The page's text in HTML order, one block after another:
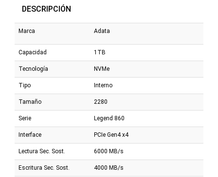
DESCRIPCIÓN
Marca Adata
Capacidad 1TB
Tecnología NVMe
Tipo Interno
Tamaño 2280
Serie Legend 860
Interface PCIe Gen4 x4
Lectura Sec. Sost. 6000 MB/s
Escritura Sec. Sost. 4000 MB/s